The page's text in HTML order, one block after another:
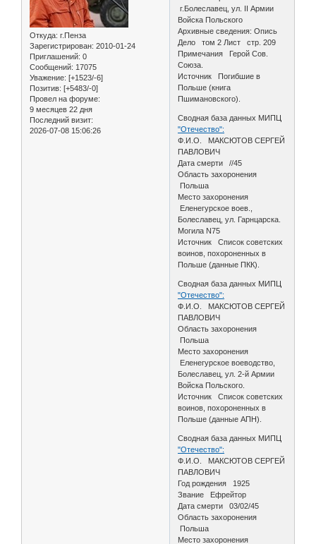
Откуда: г.Пенза
Зарегистрирован: 2010-01-24
Приглашений: 0
Сообщений: 17075
Уважение: [+1523/-6]
Позитив: [+5483/-0]
Провел на форуме:
9 месяцев 22 дня
Последний визит:
2026-07-08 15:06:26
г.Болеславец, ул. II Армии
Войска Польского
Архивные сведения: Опись
Дело том 2 Лист стр. 209
Примечания Герой Сов.
Союза.
Источник Погибшие в
Польше (книга
Пшимановского).
Сводная база данных МИПЦ
"Отечество":
Ф.И.О. МАКСЮТОВ СЕРГЕЙ
ПАВЛОВИЧ
Дата смерти //45
Область захоронения
Польша
Место захоронения
Еленегурское воев.,
Болеславец, ул. Гарнцарска.
Могила N75
Источник Список советских
воинов, похороненных в
Польше (данные ПКК).
Сводная база данных МИПЦ
"Отечество":
Ф.И.О. МАКСЮТОВ СЕРГЕЙ
ПАВЛОВИЧ
Область захоронения
Польша
Место захоронения
Еленегурское воеводство,
Болеславец, ул. 2-й Армии
Войска Польского.
Источник Список советских
воинов, похороненных в
Польше (данные АПН).
Сводная база данных МИПЦ
"Отечество":
Ф.И.О. МАКСЮТОВ СЕРГЕЙ
ПАВЛОВИЧ
Год рождения 1925
Звание Ефрейтор
Дата смерти 03/02/45
Область захоронения
Польша
Место захоронения